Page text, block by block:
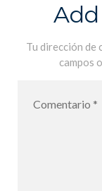
scolaire
2022
Tu dirección de
campos